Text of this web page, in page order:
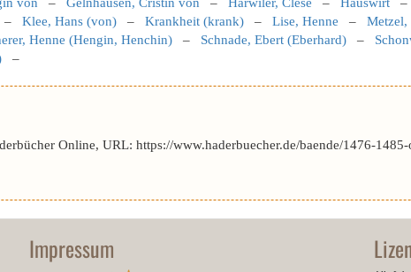
– Klee, Hans (von) – Krankheit (krank) – Lise, Henne – Metzel,
Henne (Hengin, Henchin) – Schnade, Ebert (Eberhard) –
–
Online, URL: https://www.haderbuecher.de/baende/1476-
Impressum